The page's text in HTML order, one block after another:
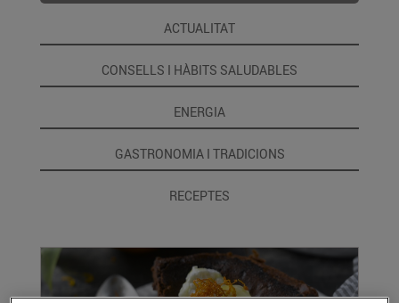
ACTUALITAT
CONSELLS I HÀBITS SALUDABLES
ENERGIA
GASTRONOMIA I TRADICIONS
RECEPTES